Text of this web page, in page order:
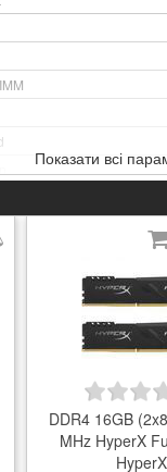
можлива в ОЕМ-
в упаковці без
Показати всі
DDR4 16GB
MHz HyperX
HyperX